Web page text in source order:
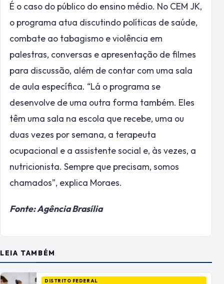
É o caso do público do ensino médio. No CEM JK,
o programa atua discutindo políticas de saúde,
combate ao tabagismo e violência em
palestras, conversas e apresentação de filmes
para discussão, além de contar com uma sala
de aula específica. “Lá o programa se
desenvolve de uma outra forma também. Eles
têm uma sala na escola que recebe, uma ou
duas vezes por semana, a terapeuta
ocupacional e a assistente social e, às vezes, a
nutricionista. Sempre que precisam, somos
chamados”, explica Moraes.
Fonte: Agência Brasília
LEIA TAMBÉM
DISTRITO FEDERAL